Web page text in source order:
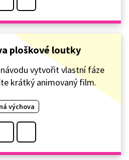
ploškové loutky
vytvořit vlastní fáze
krátký animovaný film.
výchova